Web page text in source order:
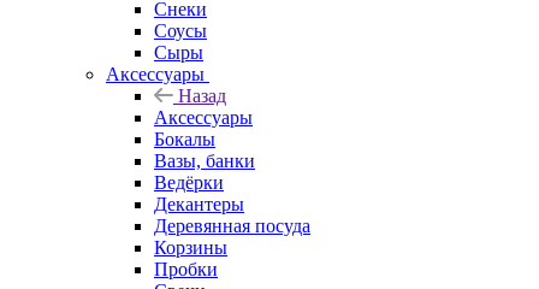
Снеки
Соусы
Сыры
Аксессуары
Назад
Аксессуары
Бокалы
Вазы, банки
Ведёрки
Декантеры
Деревянная посуда
Корзины
Пробки